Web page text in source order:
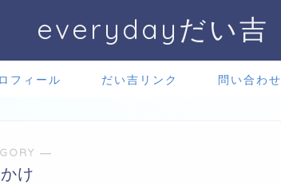
everydayだい吉
フィール だい吉リンク 問い合わせ
―
け